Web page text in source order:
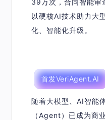
以硬核AI技术助力大
化、智能化升级。
首发VeriAgent.AI
随着大模型、AI智能
（Agent）已成为商